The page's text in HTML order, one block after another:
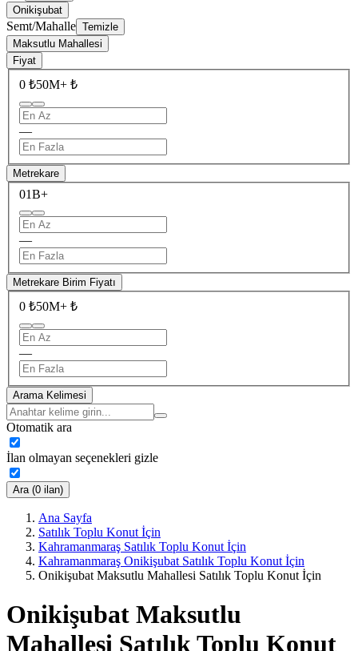
Onikişubat
Semt/Mahalle Temizle
Maksutlu Mahallesi
Fiyat
0 ₺50M+ ₺
—
Metrekare
01B+
—
Metrekare Birim Fiyatı
0 ₺50M+ ₺
—
Arama Kelimesi
Otomatik ara
İlan olmayan seçenekleri gizle
Ara (0 ilan)
Ana Sayfa
Satılık Toplu Konut İçin
Kahramanmaraş Satılık Toplu Konut İçin
Kahramanmaraş Onikişubat Satılık Toplu Konut İçin
Onikişubat Maksutlu Mahallesi Satılık Toplu Konut İçin
Onikişubat Maksutlu
Mahallesi Satılık Toplu Konut